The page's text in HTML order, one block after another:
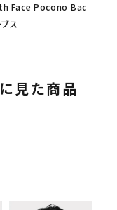
Face Pocono Bac
ス
見た商品